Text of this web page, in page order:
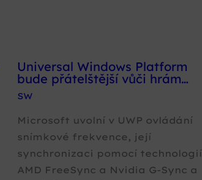
Universal Windows Platform
bude přátelštější vůči hrám…
SW
Microsoft uvolní v UWP ovládání
snímkové frekvence, její
synchronizaci pomocí technologií
AMD FreeSync a Nvidia G-Sync a